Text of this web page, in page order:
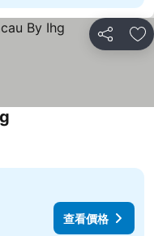
分享 放
查看價格